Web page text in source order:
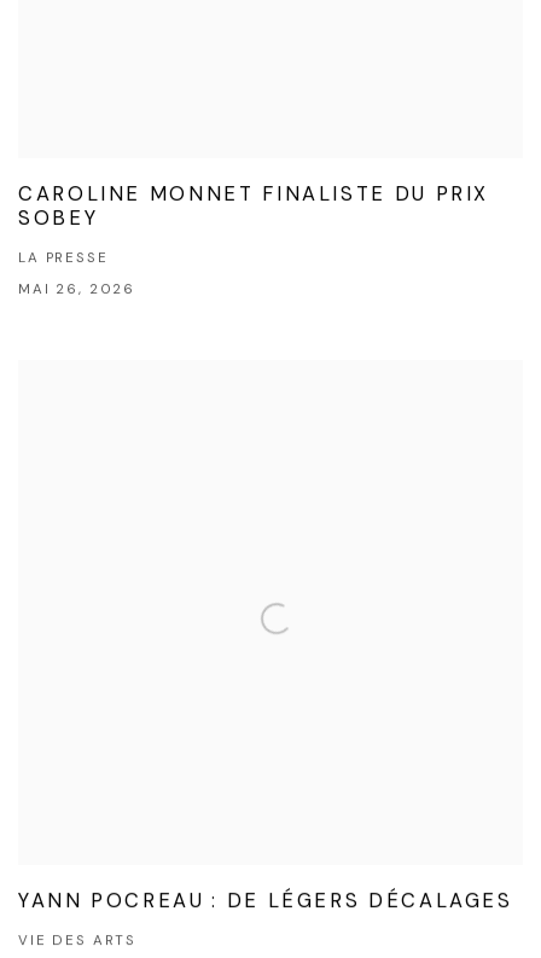
CAROLINE MONNET FINALISTE DU PRIX
SOBEY
LA PRESSE
MAI 26, 2026
YANN POCREAU : DE LÉGERS DÉCALAGES
VIE DES ARTS